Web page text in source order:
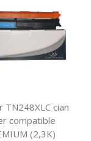
TN248XLC cian
compatible
(2,3K)